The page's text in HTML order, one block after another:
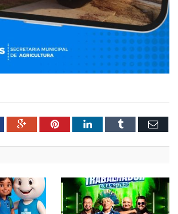
Google+PinterestLinkedInTumblr Email